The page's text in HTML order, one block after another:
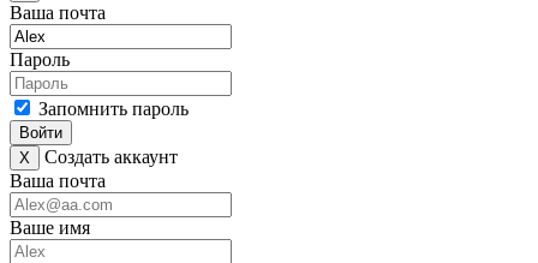
Ваша почта
Пароль
Запомнить пароль
Войти
X
Создать аккаунт
Ваша почта
Ваше имя